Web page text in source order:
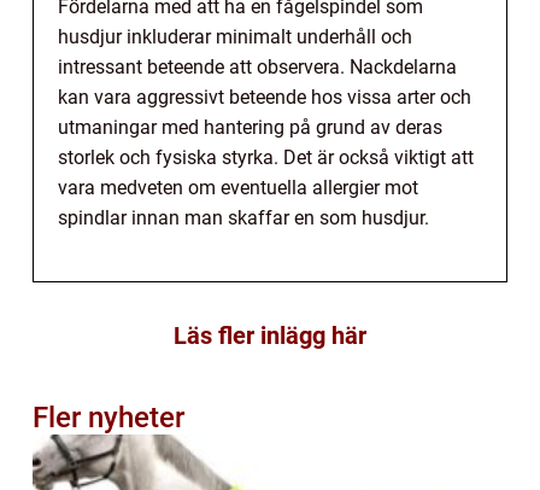
Fördelarna med att ha en fågelspindel som
husdjur inkluderar minimalt underhåll och
intressant beteende att observera. Nackdelarna
kan vara aggressivt beteende hos vissa arter och
utmaningar med hantering på grund av deras
storlek och fysiska styrka. Det är också viktigt att
vara medveten om eventuella allergier mot
spindlar innan man skaffar en som husdjur.
Läs fler inlägg här
Fler nyheter